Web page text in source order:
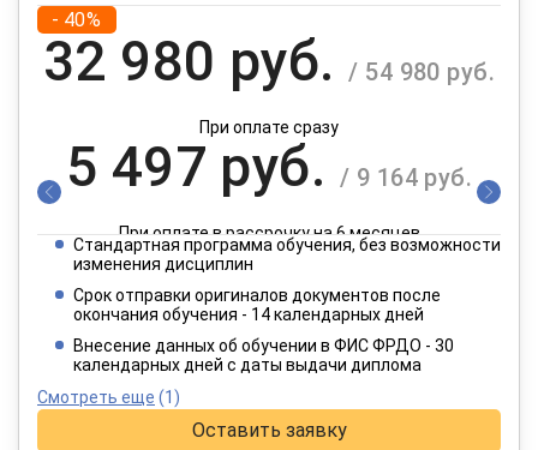
- 40%
32 980 руб. / 54 980 руб.
При оплате сразу
5 497 руб. / 9 164 руб.
При оплате в рассрочку на 6 месяцев
2 749 руб.
При оплате в рассрочку на 12 месяцев
Стандартная программа обучения, без возможности
изменения дисциплин
Срок отправки оригиналов документов после
окончания обучения - 14 календарных дней
Внесение данных об обучении в ФИС ФРДО - 30
календарных дней с даты выдачи диплома
Смотреть еще (1)
Оставить заявку